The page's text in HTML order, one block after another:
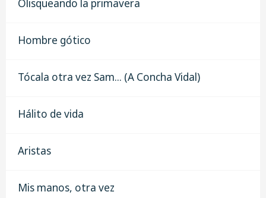
Olisqueando la primavera
Hombre gótico
Tócala otra vez Sam... (A Concha Vidal)
Hálito de vida
Aristas
Mis manos, otra vez